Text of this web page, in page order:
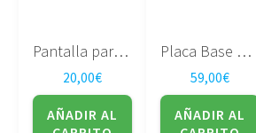
Pantalla para portatil HITACHI 15,4″ TX39D85VC1FAA
20,00€
AÑADIR AL
Placa Base Dell XPS M1530 PP28L 48.4W101.011
59,00€
AÑADIR AL